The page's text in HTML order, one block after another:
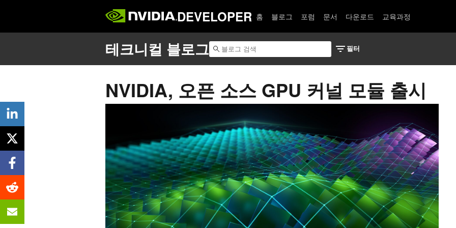
DEVELOPER 홈 블로그 포럼 문서 다운로드 교육과정
NVIDIA, 오픈 소스 GPU 커널 모듈 출시